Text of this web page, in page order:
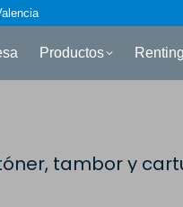
Productos Renting
tambor y